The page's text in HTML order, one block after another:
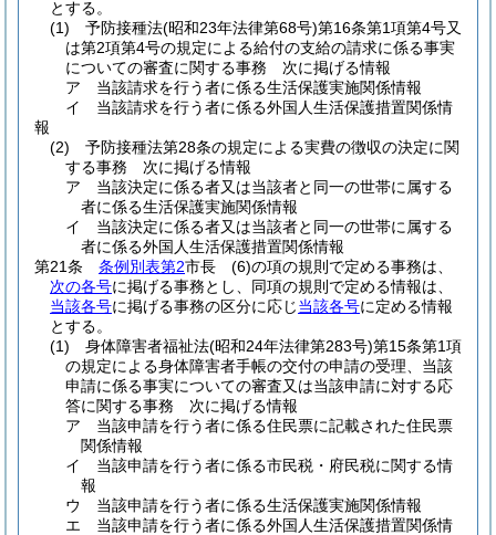
とする。
(1)
予防接種法(昭和23年法律第68号)第16条第1項第4号又
は第2項第4号の規定による給付の支給の請求に係る事実
についての審査に関する事務 次に掲げる情報
ア
当該請求を行う者に係る生活保護実施関係情報
イ
当該請求を行う者に係る外国人生活保護措置関係情
報
(2)
予防接種法第28条の規定による実費の徴収の決定に関
する事務 次に掲げる情報
ア
当該決定に係る者又は当該者と同一の世帯に属する
者に係る生活保護実施関係情報
イ
当該決定に係る者又は当該者と同一の世帯に属する
者に係る外国人生活保護措置関係情報
第21条
条例別表第2市長 (6)の項の規則で定める事務は、
次の各号に掲げる事務とし、同項の規則で定める情報は、
当該各号に掲げる事務の区分に応じ当該各号に定める情報
とする。
(1)
身体障害者福祉法(昭和24年法律第283号)第15条第1項
の規定による身体障害者手帳の交付の申請の受理、当該
申請に係る事実についての審査又は当該申請に対する応
答に関する事務 次に掲げる情報
ア
当該申請を行う者に係る住民票に記載された住民票
関係情報
イ
当該申請を行う者に係る市民税・府民税に関する情
報
ウ
当該申請を行う者に係る生活保護実施関係情報
エ
当該申請を行う者に係る外国人生活保護措置関係情